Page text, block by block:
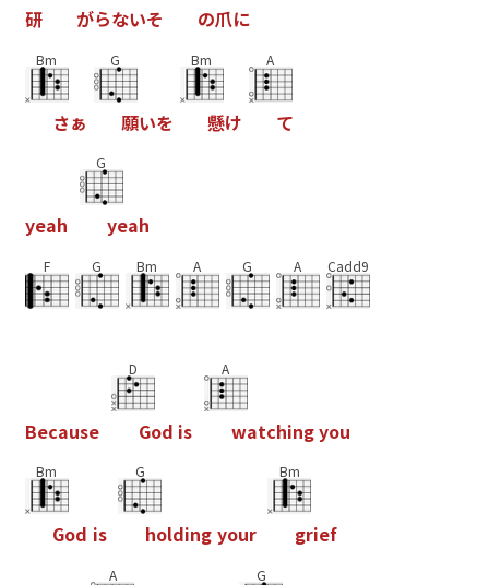
研 がらないそ の爪に
Bm
さぁ
G
願いを
Bm
懸け
A
て
yeah
G
yeah
F G Bm A G A Cadd9
Because
D
God is
A
watchingyou
Bm
God is
G
holding your
Bm
grief
A G